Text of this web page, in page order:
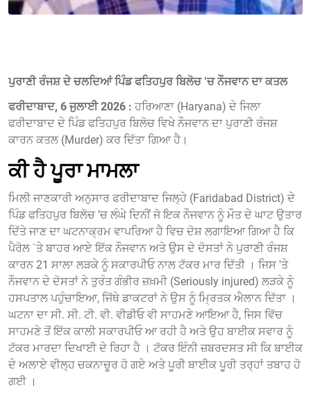
ਪੁਰਾਣੀ ਰੰਜਸ਼ ਦੇ ਚਲਦਿਆਂ ਪਿੰਡ ਫਤਿਹਪੁਰ ਬਿਲੋਚ ’ਚ ਨੌਜਵਾਨ ਦਾ ਕਤਲ
ਫਰੀਦਾਬਾਦ, 6 ਜੁਲਾਈ 2026 : ਹਰਿਆਣਾ (Haryana) ਦੇ ਜਿਲਾ
ਫਰੀਦਾਬਾਦ ਦੇ ਪਿੰਡ ਫਤਿਹਪੁਰ ਬਿਲੋਚ ਵਿਖੇ ਨੌਜਵਾਨ ਦਾ ਪੁਰਾਣੀ ਰੰਜਸ਼
ਕਾਰਨ ਕਤਲ (Murder) ਕਰ ਦਿੱਤਾ ਗਿਆ ਹੈ।
ਕੀ ਹੈ ਪੂਰਾ ਮਾਮਲਾ
ਮਿਲੀ ਜਾਣਕਾਰੀ ਅਨੁਸਾਰ ਫਰੀਦਾਬਾਦ ਜਿਲ੍ਹੇ (Faridabad District) ਦੇ
ਪਿੰਡ ਫਤਿਹਪੁਰ ਬਿਲੋਚ ’ਚ ਲੰਘੇ ਦਿਨੀਂ ਜੋ ਇਕ ਨੌਜਵਾਨ ਨੂੰ ਮੌਤ ਦੇ ਘਾਟ ਉਤਾਰ
ਦਿੱਤੇ ਜਾਣ ਦਾ ਘਟਨਾਕ੍ਰਮ ਵਾਪਰਿਆ ਹੈ ਵਿਚ ਦੋਸ਼ ਲਗਾਇਆ ਗਿਆ ਹੈ ਕਿ
ਪੈਰੋਲ `ਤੇ ਬਾਹਰ ਆਏ ਇੱਕ ਨੌਜਵਾਨ ਅਤੇ ਉਸ ਦੇ ਦੋਸਤਾਂ ਨੇ ਪੁਰਾਣੀ ਰੰਜਸ਼
ਕਾਰਨ 21 ਸਾਲਾ ਲੜਕੇ ਨੂੰ ਸਕਾਰਪੀਓ ਨਾਲ ਟੱਕਰ ਮਾਰ ਦਿੱਤੀ । ਜਿਸ 'ਤੇ
ਨੌਜਵਾਨ ਦੇ ਦੋਸਤਾਂ ਨੇ ਤੁਰੰਤ ਗੰਭੀਰ ਜ਼ਖ਼ਮੀ (Seriously injured) ਲੜਕੇ ਨੂੰ
ਹਸਪਤਾਲ ਪਹੁੰਚਾਇਆ, ਜਿੱਥੇ ਡਾਕਟਰਾਂ ਨੇ ਉਸ ਨੂੰ ਮ੍ਰਿਤਕ ਐਲਾਨ ਦਿੱਤਾ ।
ਘਟਨਾ ਦਾ ਸੀ. ਸੀ. ਟੀ. ਵੀ. ਵੀਡੀਓ ਵੀ ਸਾਹਮਣੇ ਆਇਆ ਹੈ, ਜਿਸ ਵਿੱਚ
ਸਾਹਮਣੇ ਤੋਂ ਇੱਕ ਕਾਲੀ ਸਕਾਰਪੀਓ ਆ ਰਹੀ ਹੈ ਅਤੇ ਉਹ ਬਾਈਕ ਸਵਾਰ ਨੂੰ
ਟੱਕਰ ਮਾਰਦਾ ਦਿਖਾਈ ਦੇ ਰਿਹਾ ਹੈ । ਟੱਕਰ ਇੰਨੀ ਜ਼ਬਰਦਸਤ ਸੀ ਕਿ ਬਾਈਕ
ਦੇ ਅਲਾਏ ਵੀਲ੍ਹ ਚਕਨਾਚੂਰ ਹੋ ਗਏ ਅਤੇ ਪੂਰੀ ਬਾਈਕ ਪੂਰੀ ਤਰ੍ਹਾਂ ਤਬਾਹ ਹੋ
ਗਈ ।